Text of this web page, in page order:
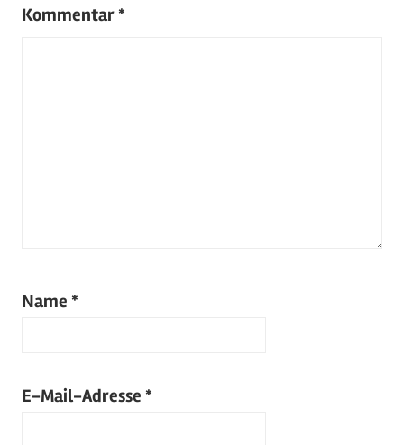
Kommentar *
Name *
E-Mail-Adresse *